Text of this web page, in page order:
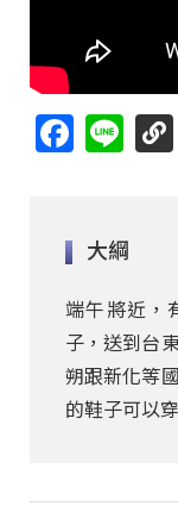
Facebook
Line
大綱
端午將近，
子，送到台
朔跟新化等
的鞋子可以